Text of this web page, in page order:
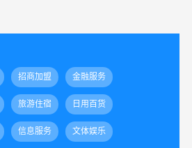
招商加盟 金融服务
旅游住宿 日用百货
信息服务 文体娱乐